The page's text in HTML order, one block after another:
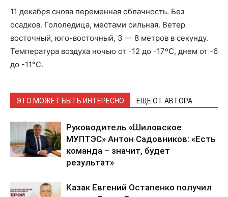
11 декабря снова переменная облачность. Без
осадков. Гололедица, местами сильная. Ветер
восточный, юго-восточный, 3 — 8 метров в секунду.
Температура воздуха ночью от -12 до -17ºС, днем от -6
до -11°С.
ЭТО МОЖЕТ БЫТЬ ИНТЕРЕСНО ЕЩЕ ОТ АВТОРА
Руководитель «Шиловское
МУПТЭС» Антон Садовников: «Есть
команда – значит, будет
результат»
Казак Евгений Остапенко получил